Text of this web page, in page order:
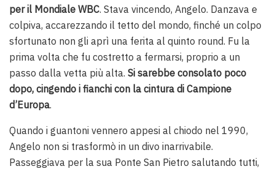
per il Mondiale WBC. Stava vincendo, Angelo. Danzava e
colpiva, accarezzando il tetto del mondo, finché un colpo
sfortunato non gli aprì una ferita al quinto round. Fu la
prima volta che fu costretto a fermarsi, proprio a un
passo dalla vetta più alta. Si sarebbe consolato poco
dopo, cingendo i fianchi con la cintura di Campione
d’Europa.
Quando i guantoni vennero appesi al chiodo nel 1990,
Angelo non si trasformò in un divo inarrivabile.
Passeggiava per la sua Ponte San Pietro salutando tutti,